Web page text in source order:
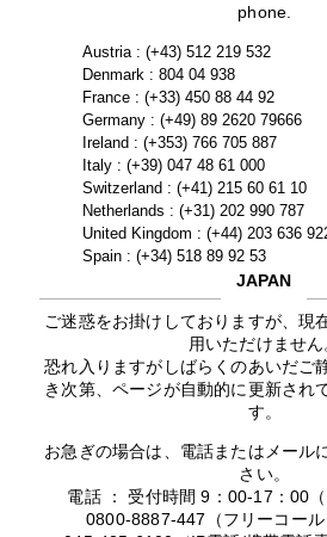
phone.
Austria : (+43) 512 219 532
Denmark : 804 04 938
France : (+33) 450 88 44 92
Germany : (+49) 89 2620 79666
Ireland : (+353) 766 705 887
Italy : (+39) 047 48 61 000
Switzerland : (+41) 215 60 61 10
Netherlands : (+31) 202 990 787
United Kingdom : (+44) 203 636
Spain : (+34) 518 89 92 53
JAPAN
ご迷惑をお掛けしておりますが、現
用いただけません
恐れ入りますがしばらくのあいだご
き次第、ページが自動的に更新され
す。
お急ぎの場合は、電話またはメール
さい。
電話 ： 受付時間 9：00-17：00（
0800-8887-447（フリーコール